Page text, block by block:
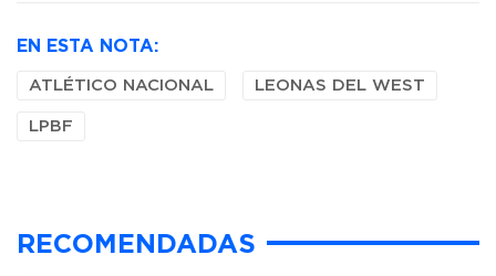
EN ESTA NOTA:
ATLÉTICO NACIONAL LEONAS DEL WEST
LPBF
RECOMENDADAS